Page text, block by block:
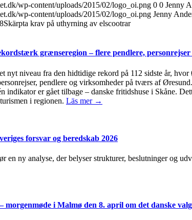
wp-content/uploads/2015/02/logo_oi.png 0 0 Jenny
wp-content/uploads/2015/02/logo_oi.png Jenny
Skärpta krav på uthyrning av elscootrar
grænseregion – flere pendlere,
nyt niveau fra den hidtidige rekord på 112 sidste år,
pendlere og virksomheder på tværs af
indikator er gået tilbage – danske fritidshuse i Skåne.
i regionen. Läs mer →
forsvar og beredskab 2026
en ny analyse, der belyser strukturer, beslutninger og
morgenmøde i Malmø den 8. april om det danske